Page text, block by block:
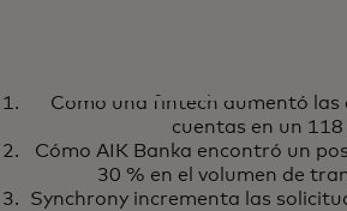
Tu ventana de
devolver un cargo
Obtén el informe
Cómo una fintech aumentó las
cuentas en un 118
Cómo AIK Banka encontró un
30 % en el volumen de
Synchrony incrementa las